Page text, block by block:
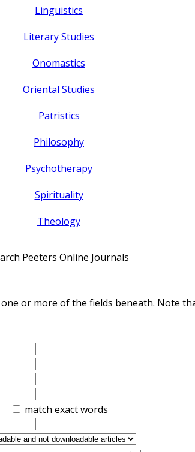
Linguistics
Literary Studies
Onomastics
Oriental Studies
Patristics
Philosophy
Psychotherapy
Spirituality
Theology
Peeters Online Journals
or more of the fields beneath. Note
match exact words